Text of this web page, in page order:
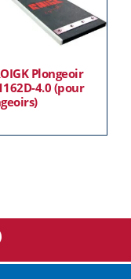
Plongeoir
4.0 (pour